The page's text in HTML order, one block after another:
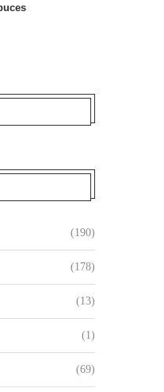
(190)
(178)
(13)
(1)
(69)